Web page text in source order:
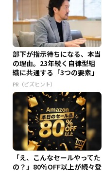
部下が指示待ちになる、本当
の理由。23年続く自律型組
織に共通する「3つの要素」
PR（ビズヒント）
「え、こんなセールやってた
の？」80％OFF以上が続々登